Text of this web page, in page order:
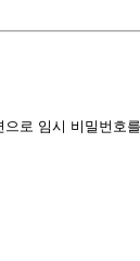
로 임시 비밀번호